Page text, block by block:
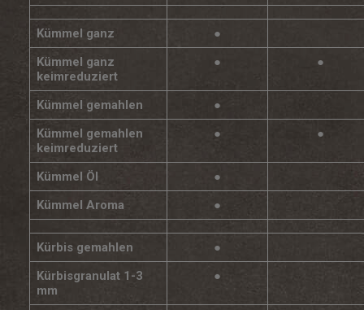
Kümmel ganz
●
Kümmel ganz
keimreduziert
● ●
Kümmel gemahlen
●
Kümmel gemahlen
keimreduziert
● ●
Kümmel Öl
●
Kümmel Aroma
●
Kürbis gemahlen
●
Kürbisgranulat 1-3
mm
●